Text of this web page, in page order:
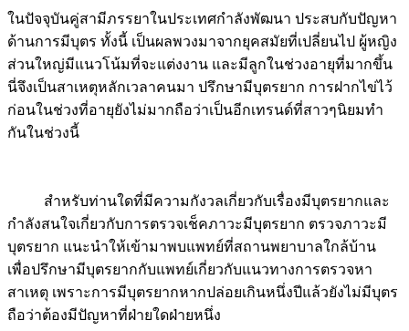
ในปัจจุบันคู่สามีภรรยาในประเทศกำลังพัฒนา ประสบกับปัญหา
ด้านการมีบุตร ทั้งนี้ เป็นผลพวงมาจากยุคสมัยที่เปลี่ยนไป ผู้หญิง
ส่วนใหญ่มีแนวโน้มที่จะแต่งงาน และมีลูกในช่วงอายุที่มากขึ้น
นี่จึงเป็นสาเหตุหลักเวลาคนมา ปรึกษามีบุตรยาก การฝากไข่ไว้
ก่อนในช่วงที่อายุยังไม่มากถือว่าเป็นอีกเทรนด์ที่สาวๆนิยมทำ
กันในช่วงนี้
สำหรับท่านใดที่มีความกังวลเกี่ยวกับเรื่องมีบุตรยากและ
กำลังสนใจเกี่ยวกับการตรวจเช็คภาวะมีบุตรยาก ตรวจภาวะมี
บุตรยาก แนะนำให้เข้ามาพบแพทย์ที่สถานพยาบาลใกล้บ้าน
เพื่อปรึกษามีบุตรยากกับแพทย์เกี่ยวกับแนวทางการตรวจหา
สาเหตุ เพราะการมีบุตรยากหากปล่อยเกินหนึ่งปีแล้วยังไม่มีบุตร
ถือว่าต้องมีปัญหาที่ฝ่ายใดฝ่ายหนึ่ง